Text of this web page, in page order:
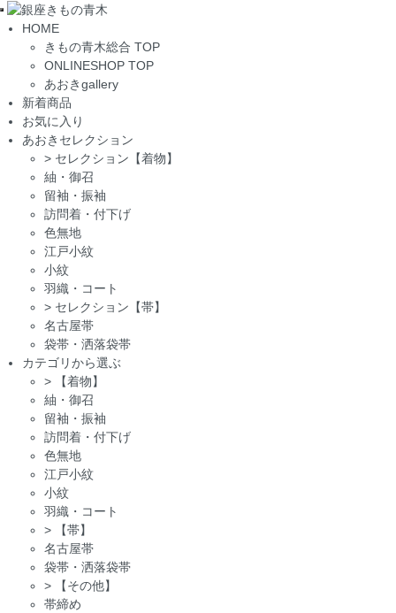
Toggle
navigation
HOME
きもの青木総合 TOP
ONLINESHOP TOP
あおきgallery
新着商品
お気に入り
あおきセレクション
> セレクション【着物】
紬・御召
留袖・振袖
訪問着・付下げ
色無地
江戸小紋
小紋
羽織・コート
> セレクション【帯】
名古屋帯
袋帯・洒落袋帯
カテゴリから選ぶ
>
【着物】
紬・御召
留袖・振袖
訪問着・付下げ
色無地
江戸小紋
小紋
羽織・コート
>
【帯】
名古屋帯
袋帯・洒落袋帯
>
【その他】
帯締め